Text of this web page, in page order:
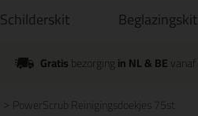
Schilderskit Beglazingskit
Gratisbezorgingin NL & BEvanaf
PowerScrub Reinigingsdoekjes 75st